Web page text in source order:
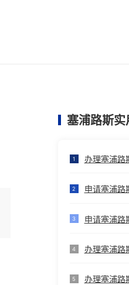
塞浦路斯实
1 办理塞浦路
2 申请塞浦路
3 申请塞浦路
4 办理塞浦路
5 办理塞浦路